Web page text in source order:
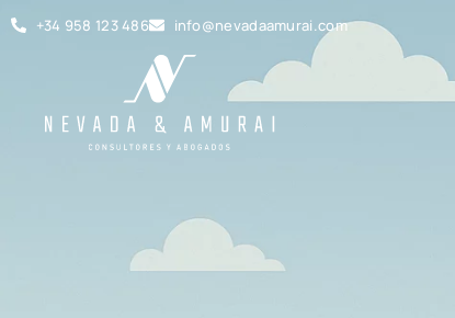
+34 958 123 486 info@nevadaamurai.com